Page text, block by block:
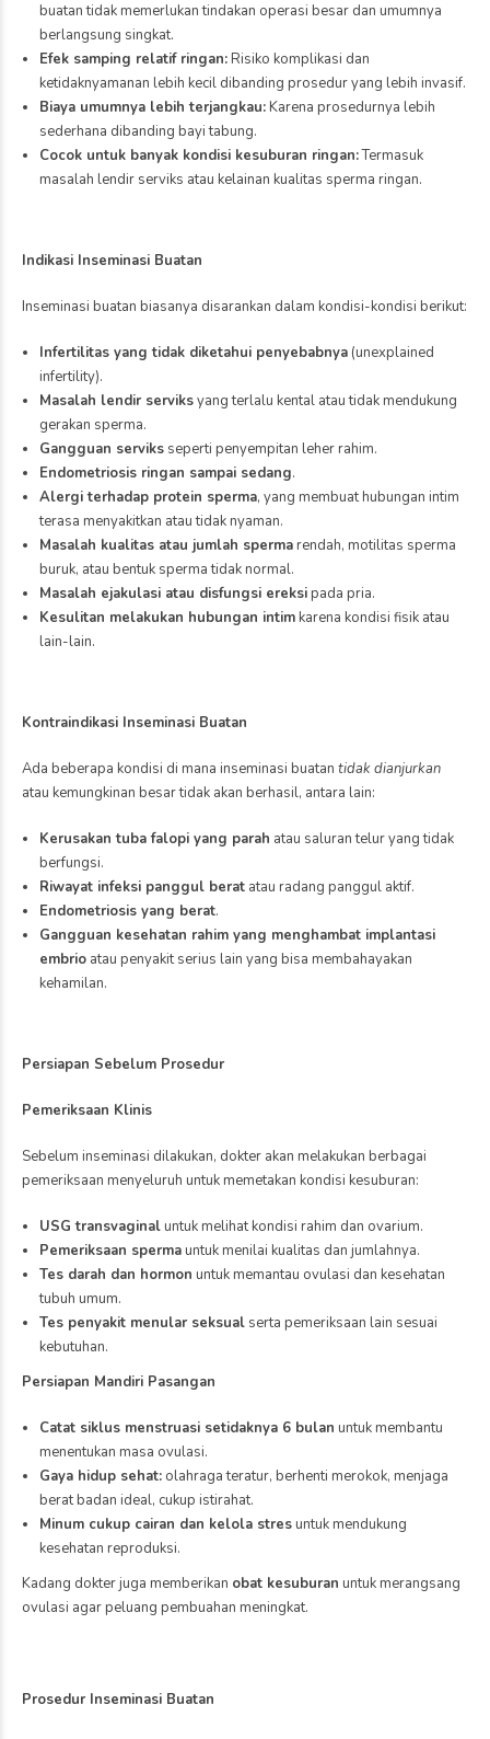
buatan tidak memerlukan tindakan operasi besar dan umumnya
berlangsung singkat.
Efek samping relatif ringan:Risiko komplikasi dan
ketidaknyamanan lebih kecil dibanding prosedur yang lebih invasif.
Biaya umumnya lebih terjangkau:Karena prosedurnya lebih
sederhana dibanding bayi tabung.
Cocok untuk banyak kondisi kesuburan ringan:Termasuk
masalah lendir serviks atau kelainan kualitas sperma ringan.
Indikasi Inseminasi Buatan
Inseminasi buatan biasanya disarankan dalam kondisi-kondisi berikut:
Infertilitas yang tidak diketahui penyebabnya(unexplained
infertility).
Masalah lendir serviksyang terlalu kental atau tidak mendukung
gerakan sperma.
Gangguan serviksseperti penyempitan leher rahim.
Endometriosis ringan sampai sedang.
Alergi terhadap protein sperma, yang membuat hubungan intim
terasa menyakitkan atau tidak nyaman.
Masalah kualitas atau jumlah spermarendah, motilitas sperma
buruk, atau bentuk sperma tidak normal.
Masalah ejakulasi atau disfungsi ereksipada pria.
Kesulitan melakukan hubungan intimkarena kondisi fisik atau
lain-lain.
Kontraindikasi Inseminasi Buatan
Ada beberapa kondisi di mana inseminasi buatan tidak dianjurkan
atau kemungkinan besar tidak akan berhasil, antara lain:
Kerusakan tuba falopi yang parah atau saluran telur yang tidak
berfungsi.
Riwayat infeksi panggul beratatau radang panggul aktif.
Endometriosis yang berat.
Gangguan kesehatan rahim yang menghambat implantasi
embrioatau penyakit serius lain yang bisa membahayakan
kehamilan.
Persiapan Sebelum Prosedur
Pemeriksaan Klinis
Sebelum inseminasi dilakukan, dokter akan melakukan berbagai
pemeriksaan menyeluruh untuk memetakan kondisi kesuburan:
USG transvaginaluntuk melihat kondisi rahim dan ovarium.
Pemeriksaan spermauntuk menilai kualitas dan jumlahnya.
Tes darah dan hormon untuk memantau ovulasi dan kesehatan
tubuh umum.
Tes penyakit menular seksualserta pemeriksaan lain sesuai
kebutuhan.
Persiapan Mandiri Pasangan
Catat siklus menstruasi setidaknya 6 bulan untuk membantu
menentukan masa ovulasi.
Gaya hidup sehat:olahraga teratur, berhenti merokok, menjaga
berat badan ideal, cukup istirahat.
Minum cukup cairan dan kelola stresuntuk mendukung
kesehatan reproduksi.
Kadang dokter juga memberikan obat kesuburan untuk merangsang
ovulasi agar peluang pembuahan meningkat.
Prosedur Inseminasi Buatan